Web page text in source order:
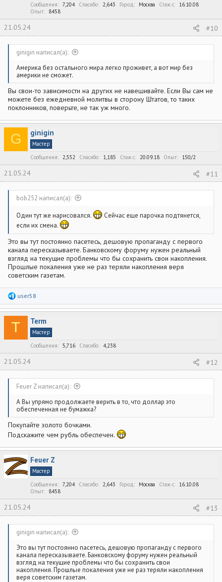
Сообщения
7,204 Спасибо 2,643 Город Москва Стаж c
16.10.08
Опыт
8458
21.05.24 #10
ginigin написал(а):
Америка без остального мира легко проживет, а вот мир без
америки не сможет.
Вы свои-то зависимости на других не навешивайте. Если Вы сам не
можете без ежедневной молитвы в сторону Штатов, то таких
поклонников, поверьте, не так уж много.
G ginigin
Мастер
Сообщения
2,552 Спасибо 1,185 Стаж c 20.09.18 Опыт 150/2
21.05.24 #11
bob252 написал(а):
Один тут же нарисовался.
Сейчас еще парочка подтянется,
если их смена.
Это вы тут постоянно пасетесь, дешовую пропаганду с первого
канала пересказываете. Банковскому форуму нужен реальный
взгляд на текущие проблемы что бы сохранить свои накопления.
Прошлые покаления уже не раз теряли накопления веря
советским газетам.
Р
а
к
ц
user58
T Term
Мастер
Сообщения
5,716 Спасибо 4,238
21.05.24 #12
Feuer Z написал(а):
А Вы упрямо продолжаете верить в то, что доллар это
обеспеченная не бумажка?
Покупайте золото бочками.
Подскажите чем рубль обеспечен.
Feuer Z
Мастер
Сообщения
7,204 Спасибо 2,643 Город Москва Стаж c
16.10.08
Опыт
8458
21.05.24 #13
ginigin написал(а):
Это вы тут постоянно пасетесь, дешовую пропаганду с первого
канала пересказываете. Банковскому форуму нужен реальный
взгляд на текущие проблемы что бы сохранить свои
накопления. Прошлые покаления уже не раз теряли накопления
веря советским газетам.